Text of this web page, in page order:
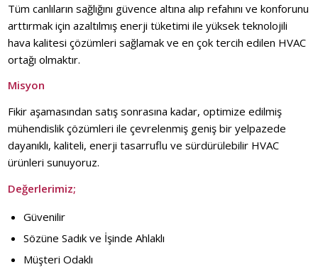
Tüm canlıların sağlığını güvence altına alıp refahını ve konforunu
arttırmak için azaltılmış enerji tüketimi ile yüksek teknolojili
hava kalitesi çözümleri sağlamak ve en çok tercih edilen HVAC
ortağı olmaktır.
Misyon
Fikir aşamasından satış sonrasına kadar, optimize edilmiş
mühendislik çözümleri ile çevrelenmiş geniş bir yelpazede
dayanıklı, kaliteli, enerji tasarruflu ve sürdürülebilir HVAC
ürünleri sunuyoruz.
Değerlerimiz;
Güvenilir
Sözüne Sadık ve İşinde Ahlaklı
Müşteri Odaklı